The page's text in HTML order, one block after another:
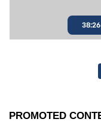
38:26